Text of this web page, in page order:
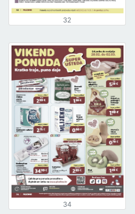
32
34